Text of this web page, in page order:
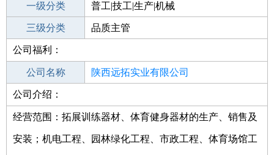
一级分类 普工|技工|生产|机械
二级分类 生产/研发
三级分类 品质主管
其他行业
公司福利：
公司名称 陕西远拓实业有限公司
公司类型
公司介绍：
经营范围：拓展训练器材、体育健身器材的生产、销售及
安装；机电工程、园林绿化工程、市政工程、体育场馆工